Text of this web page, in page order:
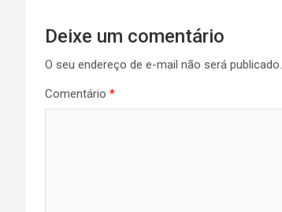
Deixe um comentário
O seu endereço de e-mail não será publicado.
Comentário *